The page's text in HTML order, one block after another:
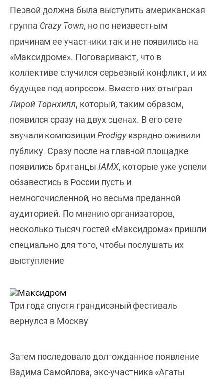
Первой должна была выступить американская
группа Crazy Town, но по неизвестным
причинам ее участники так и не появились на
«Максидроме». Поговаривают, что в
коллективе случился серьезный конфликт, и их
будущее под вопросом. Вместо них отыграл
Лирой Торнхилл, который, таким образом,
появился сразу на двух сценах. В его сете
звучали композиции Prodigyизрядно оживили
публику. Сразу после на главной площадке
появились британцы IAMX, которые уже успели
обзавестись в России пусть и
немногочисленной, но весьма преданной
аудиторией. По мнению организаторов,
несколько тысяч гостей «Максидрома» пришли
специально для того, чтобы послушать их
выступление
Три года спустя грандиозный фестиваль
вернулся в Москву
Затем последовало долгожданное появление
Вадима Самойлова, экс-участника «Агаты